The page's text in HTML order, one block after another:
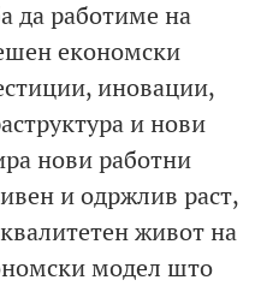
да работиме на
економски
иновации,
и нови
нови работни
и одржлив раст,
живот на
модел што